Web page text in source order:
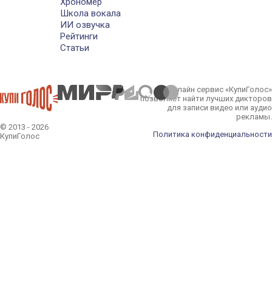
Школа вокала
ИИ озвучка
Рейтинги
Статьи
© 2013 - 2026
КупиГолос
Онлайн сервис «КупиГолос»
позволяет найти лучших дикторов
для записи видео или аудио
рекламы.
Политика конфиденциальности